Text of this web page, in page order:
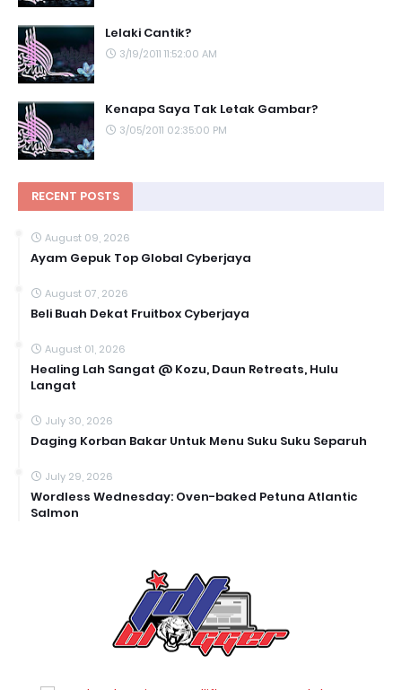
Lelaki Cantik?
3/19/2011 11:52:00 AM
Kenapa Saya Tak Letak Gambar?
3/05/2011 02:35:00 PM
RECENT POSTS
August 09, 2026
Ayam Gepuk Top Global Cyberjaya
August 07, 2026
Beli Buah Dekat Fruitbox Cyberjaya
August 01, 2026
Healing Lah Sangat @ Kozu, Daun Retreats, Hulu
Langat
July 30, 2026
Daging Korban Bakar Untuk Menu Suku Suku Separuh
July 29, 2026
Wordless Wednesday: Oven-baked Petuna Atlantic
Salmon